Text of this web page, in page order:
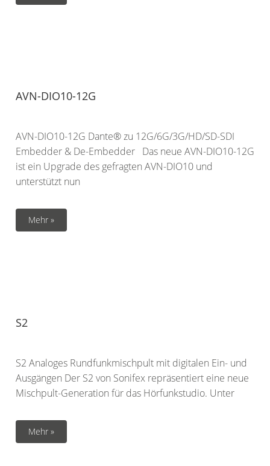
AVN-DIO10-12G
AVN-DIO10-12G Dante® zu 12G/6G/3G/HD/SD-SDI
Embedder & De-Embedder Das neue AVN-DIO10-12G
ist ein Upgrade des gefragten AVN-DIO10 und
unterstützt nun
Mehr »
S2
S2 Analoges Rundfunkmischpult mit digitalen Ein- und
Ausgängen Der S2 von Sonifex repräsentiert eine neue
Mischpult-Generation für das Hörfunkstudio. Unter
Mehr »